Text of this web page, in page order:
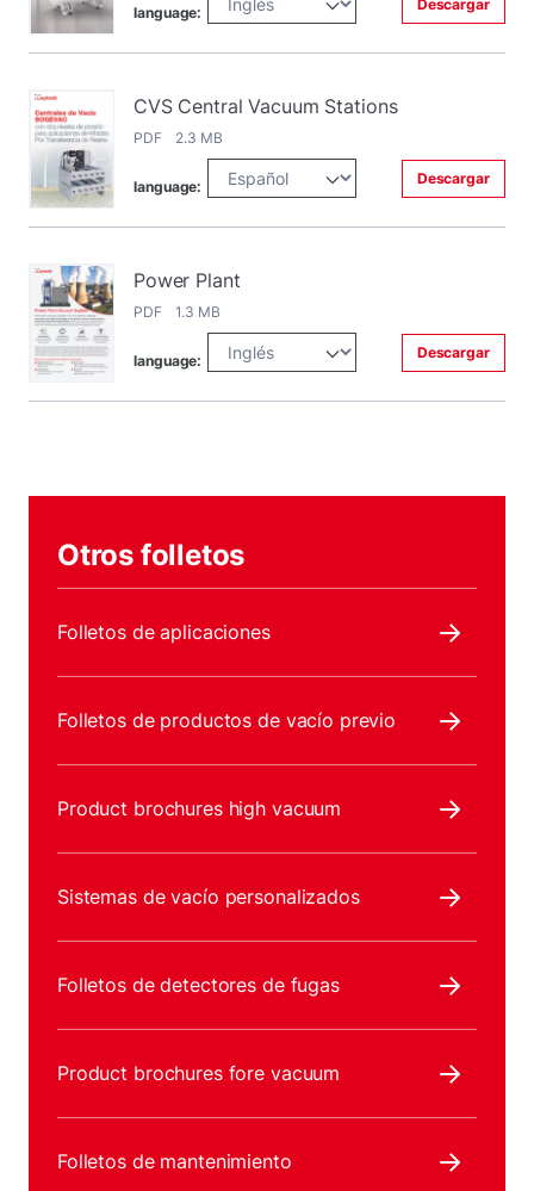
language: Descargar
CVS Central Vacuum Stations
PDF 2.3 MB
language: Descargar
Power Plant
PDF 1.3 MB
language: Descargar
Otros folletos
Folletos de aplicaciones
Folletos de productos de vacío previo
Product brochures high vacuum
Sistemas de vacío personalizados
Folletos de detectores de fugas
Product brochures fore vacuum
Folletos de mantenimiento